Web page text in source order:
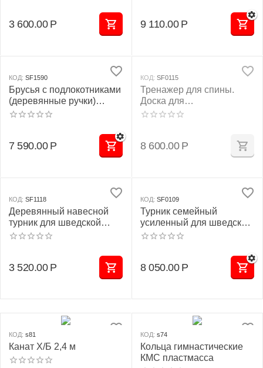
3 600.00 Р 9 110.00 Р
КОД: SF1590
Брусья с подлокотниками
(деревянные ручки)
разборные
7 590.00 Р
КОД: SF0115
Тренажер для спины.
Доска для
восстановления
8 600.00 Р
КОД: SF1118
Деревянный навесной
турник для шведской
стенки
3 520.00 Р
КОД: SF0109
Турник семейный
усиленный для шведской
стенки
8 050.00 Р
КОД: s81
Канат Х/Б 2,4 м
КОД: s74
Кольца гимнастические
КМС пластмасса